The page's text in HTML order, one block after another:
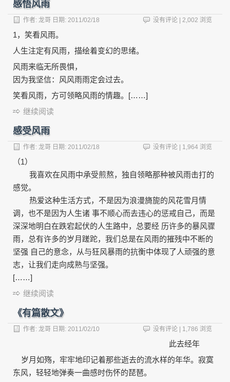
感悟风雨
作者: 龙哥 日期: 2011/02/18 没有评论 | 2,002 浏览
1，笑看风雨。
人生注定有风雨，描绘着变幻的思绪。
风雨来临无所畏惧，
因为我坚信：风风雨雨定会过去。
笑看风雨，方可领略风雨的情趣。[……]
继续阅读
感受风雨
作者: 龙哥 日期: 2011/02/18 没有评论 | 1,964 浏览
（1）
我喜欢在风雨中承受煎熬，独自领略那种被风雨击打的
感觉。
热爱这种生活方式，不是因为浪漫旖旎的风花雪月情
调，也不是因为人生诸 事不顺心而去违心的惩戒自己，而是
深深地明白在跌宕起伏的人生路中，总要经 历许多的暴风骤
雨，总有许多的岁月蹉跎，我们总是在风雨的摧残中不断的
坚强 自己的意念，从与狂风暴雨的抗衡中体现了人顽强的意
志，让我们走向成熟与坚强。
[……]
继续阅读
《有篇散文》
作者: 龙哥 日期: 2011/02/10 没有评论 | 1,786 浏览
此去经年
岁月如殇，牢牢地印记着那些逝去的流水样的年华。寂寞
东风，轻轻地弹奏一曲感时伤怀的琵琶。